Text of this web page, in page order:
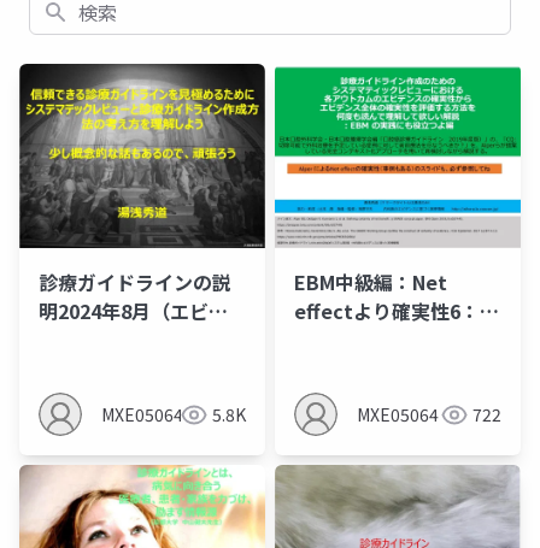
診療ガイドラインの説
明2024年8月（エビデ
とMindsの間違いあ
り）
MXE05064 5.8K
EBM中級編：Net
effectより確実性6：全
MXE05064 722